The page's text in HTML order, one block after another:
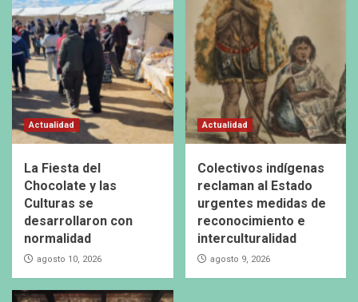
Actualidad
La Fiesta del
Chocolate y las
Culturas se
desarrollaron con
normalidad
agosto 10, 2026
Actualidad
Colectivos indígenas
reclaman al Estado
urgentes medidas de
reconocimiento e
interculturalidad
agosto 9, 2026